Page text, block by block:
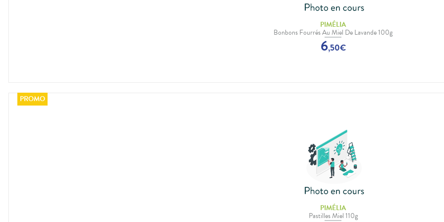
PIMÉLIA
Bonbons Fourrés Au Miel De Lavande 100g
6,50€
PIMÉLIA
Pastilles Miel 110g